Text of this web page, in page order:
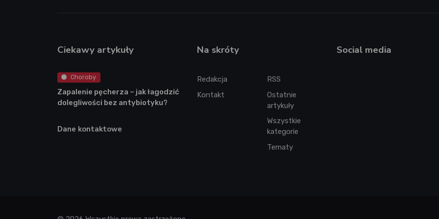
Ciekawy artykuły
Choroby
Zapalenie pęcherza – jak łagodzić
dolegliwości bez antybiotyku?
Dane kontaktowe
Na skróty
Redakcja
Kontakt
RSS
Ostatnie
artykuły
Wszystkie
kategorie
Tematy
Social media